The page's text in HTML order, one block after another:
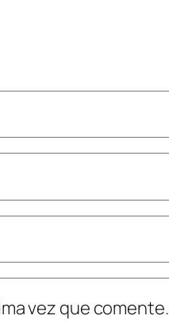
vez que comente.